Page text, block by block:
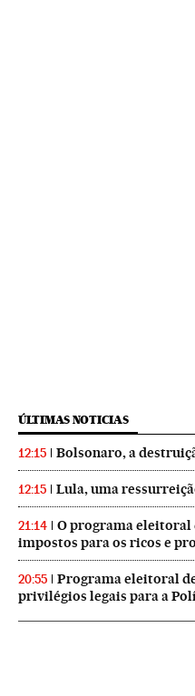
ÚLTIMAS NOTICIAS
12:15 Bolsonaro, a
12:15 Lula, uma
21:14
O programa eleitoral
impostos para os ricos e
20:55
Programa eleitoral
privilégios legais para a